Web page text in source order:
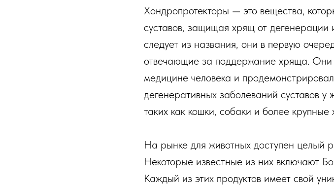
Хондропротекторы — это вещества,
суставов, защищая хрящ от дегенерации
следует из названия, они в первую
отвечающие за поддержание хряща. Они
медицине человека и
дегенеративных заболеваний суставов
таких как кошки, собаки и более
На рынке для животных доступен целый
Некоторые известные из них включают
Каждый из этих продуктов имеет свой